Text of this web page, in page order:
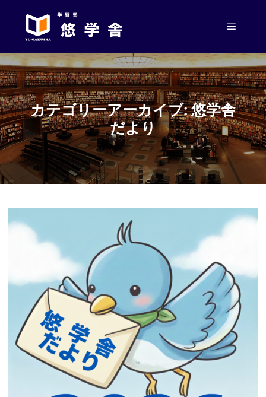
カテゴリーアーカイブ:悠学舎
だより